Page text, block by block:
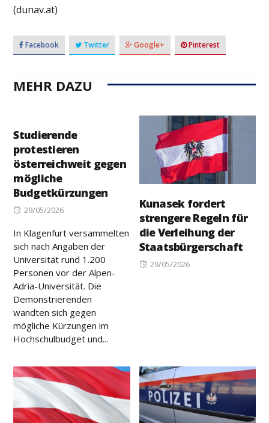
(dunav.at)
Facebook Twitter Google+ Pinterest
MEHR DAZU
Studierende
protestieren
österreichweit gegen
mögliche
Budgetkürzungen
Posted
29/05/2026
In Klagenfurt versammelten
sich nach Angaben der
Universität rund 1.200
Personen vor der Alpen-
Adria-Universität. Die
Demonstrierenden
wandten sich gegen
mögliche Kürzungen im
Hochschulbudget und...
Kunasek fordert
strengere Regeln für
die Verleihung der
Staatsbürgerschaft
Posted
29/05/2026